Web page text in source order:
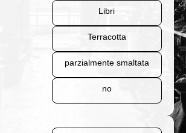
Libri
Terracotta
parzialmente smaltata
no